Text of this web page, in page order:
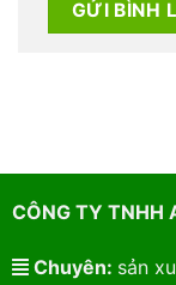
CÔNG TY TNHH
Chuyên: sản